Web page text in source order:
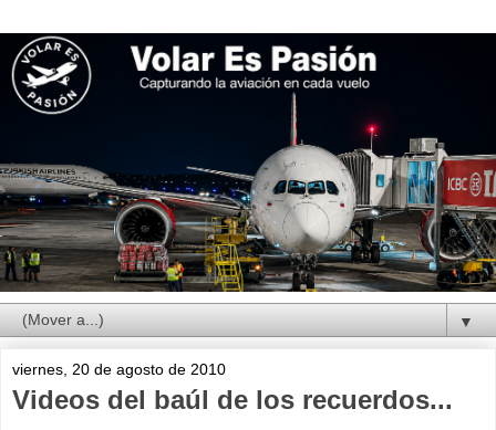
▼
viernes, 20 de agosto de 2010
Videos del baúl de los recuerdos...